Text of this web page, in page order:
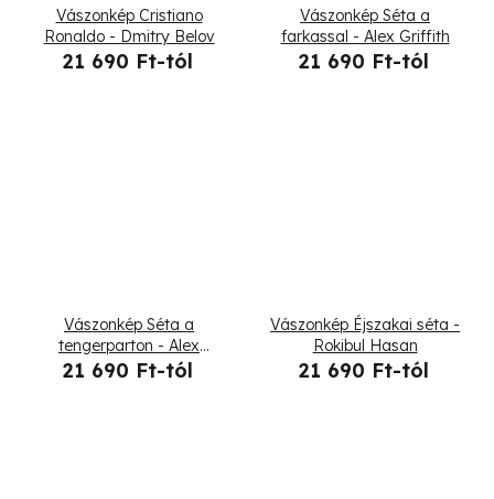
Vászonkép Cristiano
Ronaldo - Dmitry Belov
21 690 Ft-tól
Vászonkép Séta a
farkassal - Alex Griffith
21 690 Ft-tól
Vászonkép Séta a
tengerparton - Alex
Griffith
21 690 Ft-tól
Vászonkép Éjszakai séta -
Rokibul Hasan
21 690 Ft-tól